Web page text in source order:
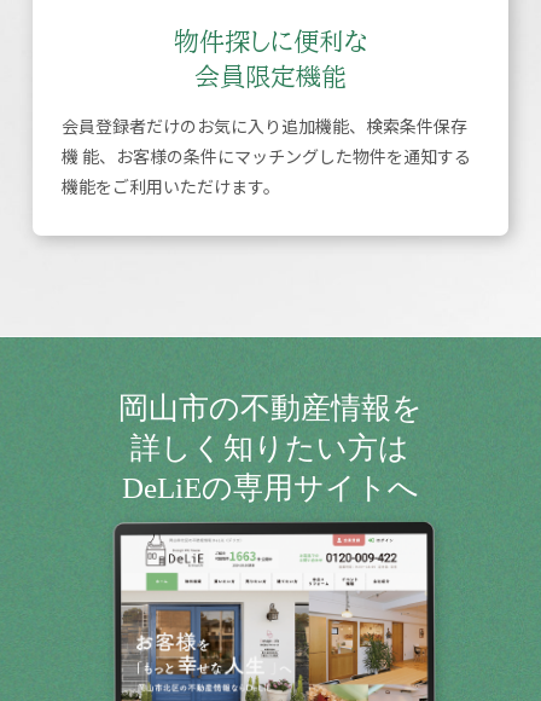
物件探しに便利な
会員限定機能
会員登録者だけのお気に入り追加機能、検索条件保存
機 能、お客様の条件にマッチングした物件を通知する
機能をご利用いただけます。
岡山市の不動産情報を
詳しく知りたい方は
DeLiEの専用サイトへ